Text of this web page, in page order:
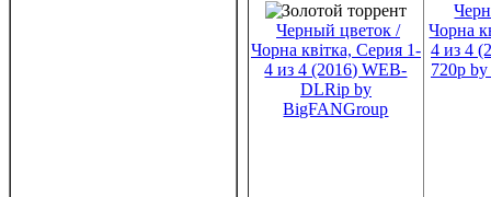
Черный цветок /
Чорна квітка, Серия 1-
4 из 4 (2016) WEB-
DLRip by
BigFANGroup
Чорна
4 из 4
720p